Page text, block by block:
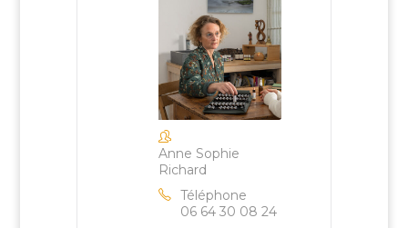
Anne Sophie
Richard
Téléphone
06 64 30 08 24